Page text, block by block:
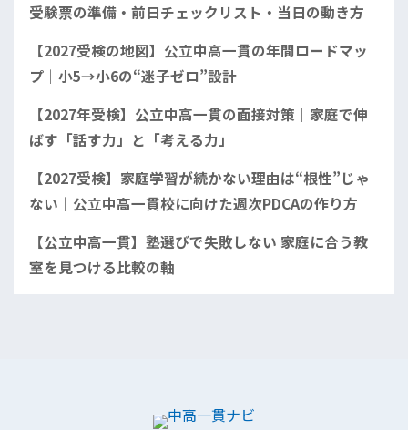
受験票の準備・前日チェックリスト・当日の動き方
【2027受検の地図】公立中高一貫の年間ロードマッ
プ｜小5→小6の“迷子ゼロ”設計
【2027年受検】公立中高一貫の面接対策｜家庭で伸
ばす「話す力」と「考える力」
【2027受検】家庭学習が続かない理由は“根性”じゃ
ない｜公立中高一貫校に向けた週次PDCAの作り方
【公立中高一貫】塾選びで失敗しない 家庭に合う教
室を見つける比較の軸